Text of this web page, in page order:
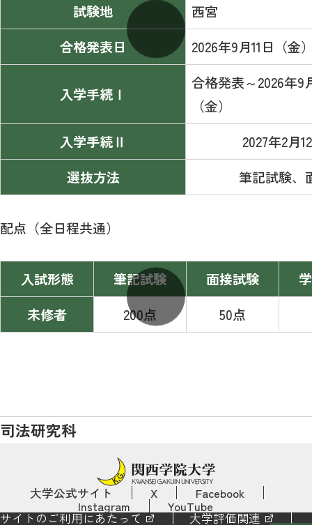
試験地
西宮
合格発表日
2026年9月11日（金
入学手続Ⅰ
合格発表～2026年9
（金）
入学手続Ⅱ
2027年2月
選抜方法
筆記試験、
配点（全日程共通）
入試形態 筆記試験 面接試験
未修者
200点 50点
司法研究科
大学公式サイト X Facebook
Instagram YouTube
サイトのご利用にあたって 大学評価関連